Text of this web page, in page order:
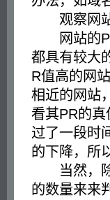
观察网站
网站的PR
都具有较大
R值高的网
相近的网站
看其PR的
过了一段时
的下降，所
当然，除
的数量来来